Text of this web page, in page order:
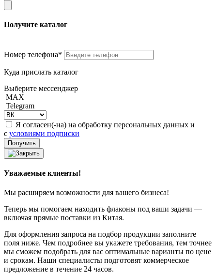
Получите каталог
Номер телефона*
Куда прислать каталог
Выберите мессенджер
MAX
Telegram
Я согласен(-на) на обработку персональных данных и
с условиями подписки
Уважаемые клиенты!
Мы расширяем возможности для вашего бизнеса!
Теперь мы помогаем находить флаконы под ваши задачи —
включая прямые поставки из Китая.
Для оформления запроса на подбор продукции заполните
поля ниже. Чем подробнее вы укажете требования, тем точнее
мы сможем подобрать для вас оптимальные варианты по цене
и срокам. Наши специалисты подготовят коммерческое
предложение в течение 24 часов.